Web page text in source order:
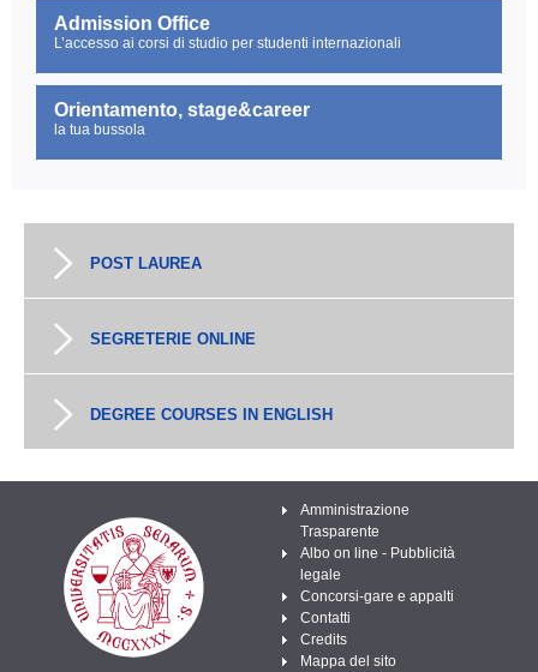
Admission Office
L’accesso ai corsi di studio per studenti internazionali
Orientamento, stage&career
la tua bussola
POST LAUREA
SEGRETERIE ONLINE
DEGREE COURSES IN ENGLISH
Amministrazione
Trasparente
Albo on line - Pubblicità
legale
Concorsi-gare e appalti
Contatti
Credits
Mappa del sito